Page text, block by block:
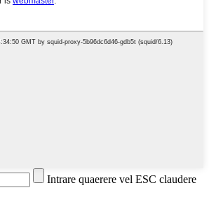
Intrare quaerere vel ESC claudere